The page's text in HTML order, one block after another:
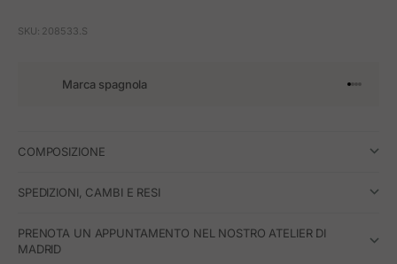
SKU: 208533.S
Marca spagnola Vai
Vai
Vai
Vai
COMPOSIZIONE
SPEDIZIONI, CAMBI E RESI
PRENOTA UN APPUNTAMENTO NEL NOSTRO ATELIER DI
MADRID